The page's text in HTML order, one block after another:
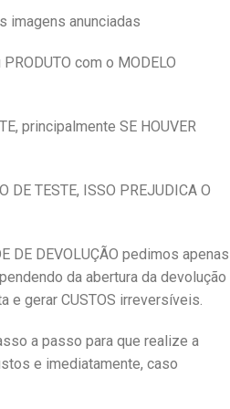
imagens anunciadas
com o MODELO
principalmente SE HOUVER
DE TESTE, ISSO PREJUDICA O
DE DEVOLUÇÃO pedimos apenas
da abertura da devolução
e gerar CUSTOS irreversíveis.
a passo para que realize a
e imediatamente, caso